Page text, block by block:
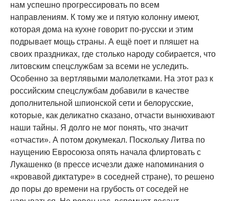
нам успешно прогрессировать по всем
направлениям. К тому же и пятую колонну имеют,
которая дома на кухне говорит по-русски и этим
подрывает мощь страны. А ещё поет и пляшет на
своих праздниках, где столько народу собирается, что
литовским спецслужбам за всеми не уследить.
Особенно за вертлявыми малолетками. На этот раз к
российским спецслужбам добавили в качестве
дополнительной шпионской сети и белорусские,
которые, как деликатно сказано, отчасти вынюхивают
наши тайны. Я долго не мог понять, что значит
«отчасти». А потом докумекал. Поскольку Литва по
наущению Евросоюза опять начала флиртовать с
Лукашенко (в прессе исчезли даже напоминания о
«кровавой диктатуре» в соседней стране), то решено
до поры до времени на грубость от соседей не